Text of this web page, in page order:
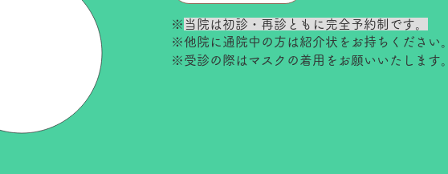
※ 当院は初診・再診ともに完全予約制です。
※他院に通院中の方は紹介状をお持ちください。
​※受診の際はマスクの着用をお願いいたします。